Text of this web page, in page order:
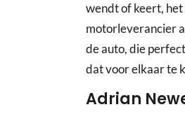
wendt of keert, het
motorleverancier
de auto, die
dat voor elkaar te
Adrian